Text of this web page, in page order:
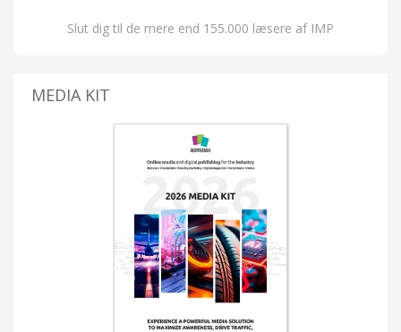
Slut dig til de mere end 155.000 læsere af IMP
MEDIA KIT